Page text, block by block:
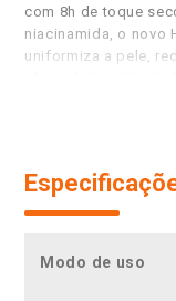
com 8h de toque
niacinamida, o novo
uniformiza a pele,
comprovados pelas
não é gel, não é
sentir! Pode ser
oleosas. Hidrata
toque seco;
Modo de uso